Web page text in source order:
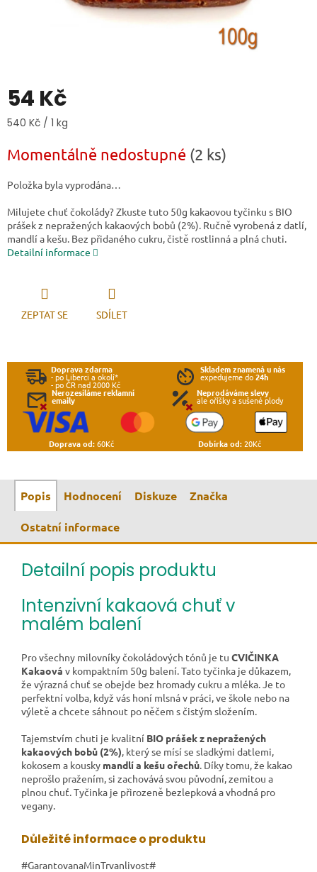
54 Kč
Měrná cena:
540 Kč / 1 kg
Momentálně nedostupné (2 ks)
Položka byla vyprodána…
Milujete chuť čokolády? Zkuste tuto 50g kakaovou tyčinku s BIO
prášek z nepražených kakaových bobů (2%). Ručně vyrobená z datlí,
mandlí a kešu. Bez přidaného cukru, čistě rostlinná a plná chuti.
Detailní informace
ZEPTAT SE SDÍLET
Doprava zdarma
- po Liberci a okolí*
- po ČR nad 2000 Kč
Skladem znamená u nás
expedujeme do24h
Nerozesíláme reklamní
emaily
Neprodáváme slevy
ale oříšky a sušené plody
Doprava od:60Kč Dobírka od:20Kč
Popis Hodnocení Diskuze Značka
Ostatní informace
Detailní popis produktu
Intenzivní kakaová chuť v
malém balení
Pro všechny milovníky čokoládových tónů je tu CVIČINKA
Kakaová v kompaktním 50g balení. Tato tyčinka je důkazem,
že výrazná chuť se obejde bez hromady cukru a mléka. Je to
perfektní volba, když vás honí mlsná v práci, ve škole nebo na
výletě a chcete sáhnout po něčem s čistým složením.
Tajemstvím chuti je kvalitní BIO prášek z nepražených
kakaových bobů (2%), který se mísí se sladkými datlemi,
kokosem a kousky mandlí a kešu ořechů. Díky tomu, že kakao
neprošlo pražením, si zachovává svou původní, zemitou a
plnou chuť. Tyčinka je přirozeně bezlepková a vhodná pro
vegany.
Důležité informace o produktu
#GarantovanaMinTrvanlivost#